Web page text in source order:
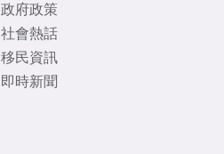
政府政策
社會熱話
移民資訊
即時新聞